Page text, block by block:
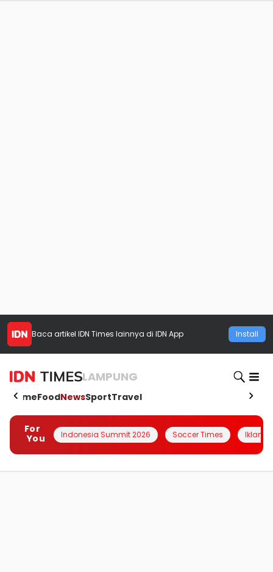
Baca artikel IDN Times lainnya di IDN App Install
LAMPUNG
HomeFoodNewsSportTravel
For
You
Indonesia Summit 2026 Soccer Times Iklanin